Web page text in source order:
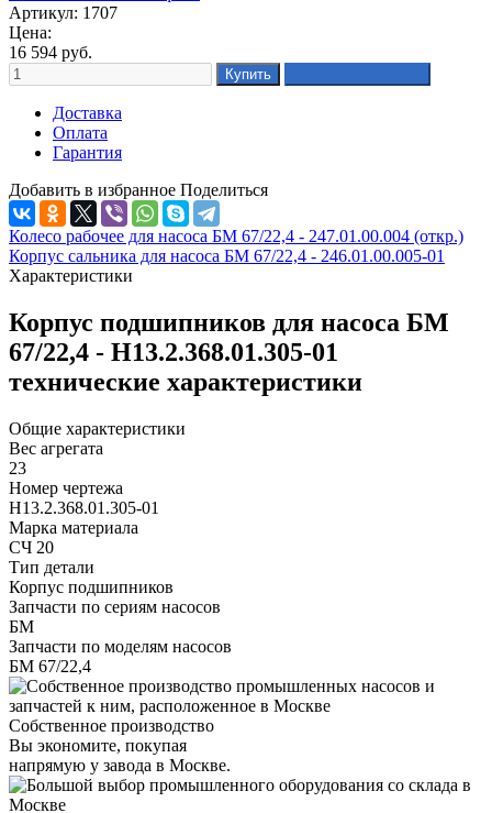
Артикул: 1707
Цена:
16 594 руб.
Доставка
Оплата
Гарантия
Добавить в избранное Поделиться
Колесо рабочее для насоса БМ 67/22,4 - 247.01.00.004 (откр.)
Корпус сальника для насоса БМ 67/22,4 - 246.01.00.005-01
Характеристики
Корпус подшипников для насоса БМ
67/22,4 - Н13.2.368.01.305-01
технические характеристики
Общие характеристики
Вес агрегата
23
Номер чертежа
Н13.2.368.01.305-01
Марка материала
СЧ 20
Тип детали
Корпус подшипников
Запчасти по сериям насосов
БМ
Запчасти по моделям насосов
БМ 67/22,4
Собственное производство
Вы экономите, покупая
напрямую у завода в Москве.